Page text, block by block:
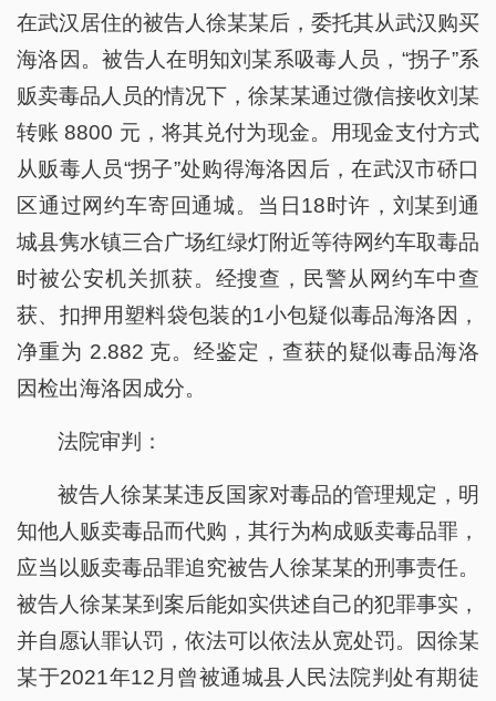
在武汉居住的被告人徐某某后，委托其从武汉购买
海洛因。被告人在明知刘某系吸毒人员，“拐子”系
贩卖毒品人员的情况下，徐某某通过微信接收刘某
转账 8800 元，将其兑付为现金。用现金支付方式
从贩毒人员“拐子”处购得海洛因后，在武汉市硚口
区通过网约车寄回通城。当日18时许，刘某到通
城县隽水镇三合广场红绿灯附近等待网约车取毒品
时被公安机关抓获。经搜查，民警从网约车中查
获、扣押用塑料袋包装的1小包疑似毒品海洛因，
净重为 2.882 克。经鉴定，查获的疑似毒品海洛
因检出海洛因成分。
法院审判：
被告人徐某某违反国家对毒品的管理规定，明
知他人贩卖毒品而代购，其行为构成贩卖毒品罪，
应当以贩卖毒品罪追究被告人徐某某的刑事责任。
被告人徐某某到案后能如实供述自己的犯罪事实，
并自愿认罪认罚，依法可以依法从宽处罚。因徐某
某于2021年12月曾被通城县人民法院判处有期徒